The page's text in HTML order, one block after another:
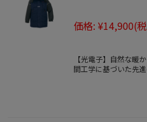
価格: ¥14,900(
【光電子】自然な暖
間工学に基づいた先